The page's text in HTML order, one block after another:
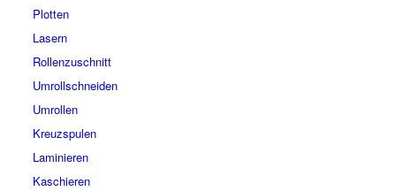
Plotten
Lasern
Rollenzuschnitt
Umrollschneiden
Umrollen
Kreuzspulen
Laminieren
Kaschieren